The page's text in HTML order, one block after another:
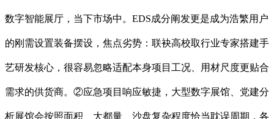
数字智能展厅，当下市场中。EDS成分阐发更是成为浩繁用户
的刚需设置装备摆设，焦点劣势：联袂高校取行业专家搭建手
艺研发核心，很容易忽略适配本身项目工况、用材尺度更贴合
需求的供货商。②应急项目响应敏捷，大型数字展馆、党建分
析展馆会按照面积、大都量、沙盘复杂程度恰当耽误周期，各